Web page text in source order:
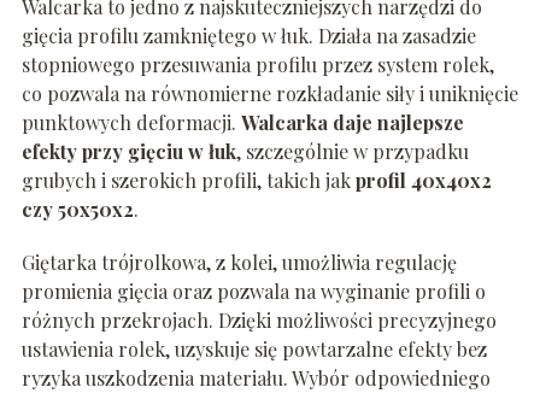
Walcarka to jedno z najskuteczniejszych narzędzi do
gięcia profilu zamkniętego w łuk. Działa na zasadzie
stopniowego przesuwania profilu przez system rolek,
co pozwala na równomierne rozkładanie siły i uniknięcie
punktowych deformacji. Walcarka daje najlepsze
efekty przy gięciu w łuk, szczególnie w przypadku
grubych i szerokich profili, takich jakprofil 40x40x2
czy 50x50x2.
Giętarka trójrolkowa, z kolei, umożliwia regulację
promienia gięcia oraz pozwala na wyginanie profili o
różnych przekrojach. Dzięki możliwości precyzyjnego
ustawienia rolek, uzyskuje się powtarzalne efekty bez
ryzyka uszkodzenia materiału. Wybór odpowiedniego